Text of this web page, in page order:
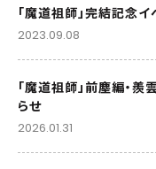
「魔道祖師」完結記念
2023.09.08
「魔道祖師」前塵編
らせ
2026.01.31